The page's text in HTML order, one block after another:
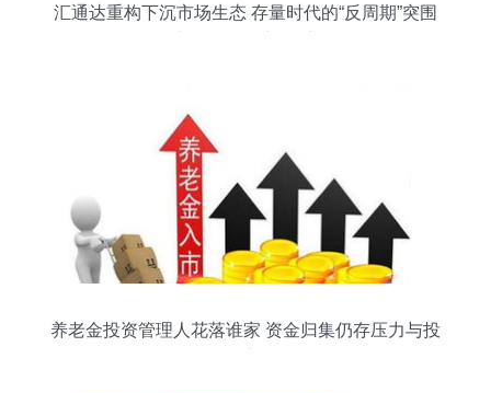
汇通达重构下沉市场生态 存量时代的“反周期”突围
养老金投资管理人花落谁家 资金归集仍存压力与投